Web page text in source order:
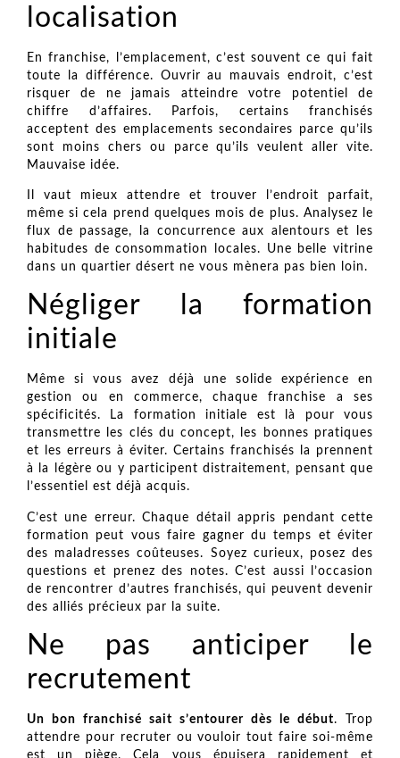
localisation
En franchise, l’emplacement, c’est souvent ce qui fait
toute la différence. Ouvrir au mauvais endroit, c’est
risquer de ne jamais atteindre votre potentiel de
chiffre d’affaires. Parfois, certains franchisés
acceptent des emplacements secondaires parce qu’ils
sont moins chers ou parce qu’ils veulent aller vite.
Mauvaise idée.
Il vaut mieux attendre et trouver l’endroit parfait,
même si cela prend quelques mois de plus. Analysez le
flux de passage, la concurrence aux alentours et les
habitudes de consommation locales. Une belle vitrine
dans un quartier désert ne vous mènera pas bien loin.
Négliger la formation
initiale
Même si vous avez déjà une solide expérience en
gestion ou en commerce, chaque franchise a ses
spécificités. La formation initiale est là pour vous
transmettre les clés du concept, les bonnes pratiques
et les erreurs à éviter. Certains franchisés la prennent
à la légère ou y participent distraitement, pensant que
l’essentiel est déjà acquis.
C’est une erreur. Chaque détail appris pendant cette
formation peut vous faire gagner du temps et éviter
des maladresses coûteuses. Soyez curieux, posez des
questions et prenez des notes. C’est aussi l’occasion
de rencontrer d’autres franchisés, qui peuvent devenir
des alliés précieux par la suite.
Ne pas anticiper le
recrutement
Un bon franchisé sait s’entourer dès le début. Trop
attendre pour recruter ou vouloir tout faire soi-même
est un piège. Cela vous épuisera rapidement et